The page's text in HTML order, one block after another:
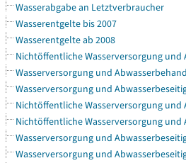
Wasserabgabe an Letztverbraucher
Wasserentgelte bis 2007
Wasserentgelte ab 2008
Nichtöffentliche Wasserversorgung
Wasserversorgung und
Wasserversorgung und
Nichtöffentliche Wasserversorgung
Nichtöffentliche Wasserversorgung und
Wasserversorgung und
Wasserversorgung und